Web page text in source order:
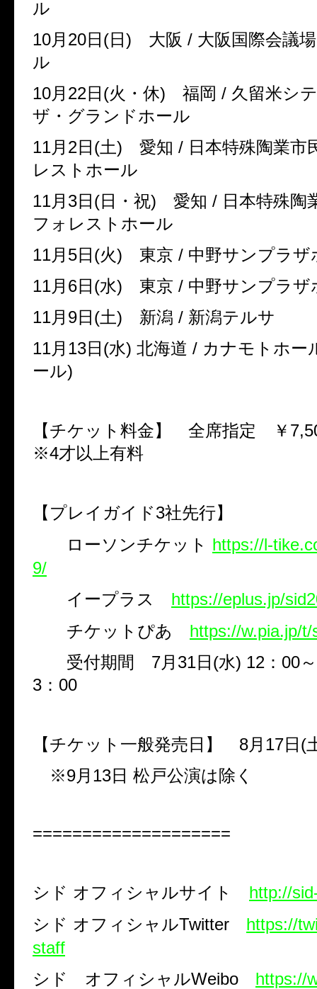
ル
10月 20日(日) 大阪 / 大阪国際会議
ル
10月 22日(火・休) 福岡 / 久留米シ
ザ・グランドホール
11月 2日(土) 愛知 / 日本特殊陶業
レストホール
11月 3日(日・祝) 愛知 / 日本特殊
フォレストホール
11月 5日(火) 東京 / 中野サンプラ
11月 6日(水) 東京 / 中野サンプラ
11月 9日(土) 新潟 / 新潟テルサ
11月 13日(水) 北海道 / カナモトホー
ール)
【チケット料金】 全席指定 ￥
※4才以上有料
【プレイガイド3社先行】
ローソンチケット https://l-
9/
イープラス https://eplus.jp/
チケットぴあ https://w.pia.jp/
受付期間 7月 31日(水) 12 ： 00～
3 ： 00
【チケット一般発売日】 8月 17日(
※9月 13日 松戸公演は除く
====================
シド オフィシャルサイト http://
シド オフィシャルTwitter
https://
staff
シド オフィシャルWeibo
https://